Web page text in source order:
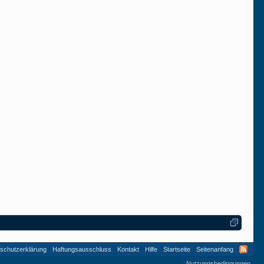
Haftungsausschluss Kontakt Hilfe Startseite
Seitenanfang